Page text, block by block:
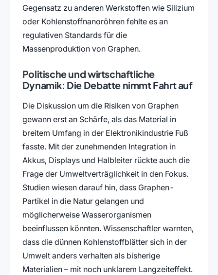
Gegensatz zu anderen Werkstoffen wie Silizium
oder Kohlenstoffnanoröhren fehlte es an
regulativen Standards für die
Massenproduktion von Graphen.
Politische und wirtschaftliche
Dynamik: Die Debatte nimmt Fahrt auf
Die Diskussion um die Risiken von Graphen
gewann erst an Schärfe, als das Material in
breitem Umfang in der Elektronikindustrie Fuß
fasste. Mit der zunehmenden Integration in
Akkus, Displays und Halbleiter rückte auch die
Frage der Umweltverträglichkeit in den Fokus.
Studien wiesen darauf hin, dass Graphen-
Partikel in die Natur gelangen und
möglicherweise Wasserorganismen
beeinflussen könnten. Wissenschaftler warnten,
dass die dünnen Kohlenstoffblätter sich in der
Umwelt anders verhalten als bisherige
Materialien – mit noch unklarem Langzeiteffekt.